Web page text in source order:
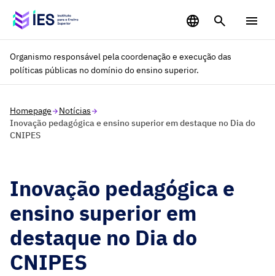
Saltar para o conteúdo principal
Organismo responsável pela coordenação e execução das
políticas públicas no domínio do ensino superior.
Homepage
Notícias
Inovação pedagógica e ensino superior em destaque no Dia do
CNIPES
Inovação pedagógica e
ensino superior em
destaque no Dia do
CNIPES